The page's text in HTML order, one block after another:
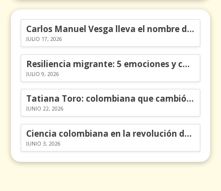
Carlos Manuel Vesga lleva el nombre de Colombia a los Emmy
JULIO 17, 2026
Resiliencia migrante: 5 emociones y cómo gestionarlas
JULIO 9, 2026
Tatiana Toro: colombiana que cambió la historia de las matemáticas
JUNIO 22, 2026
Ciencia colombiana en la revolución de los órganos en chips
JUNIO 3, 2026